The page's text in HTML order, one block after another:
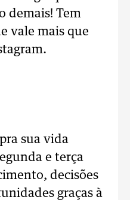
demais! Tem
vale mais que
sua vida
e terça
decisões
graças à